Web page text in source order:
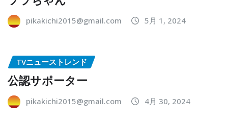
pikakichi2015@gmail.com 5月 1, 2024
TVニューストレンド
公認サポーター
pikakichi2015@gmail.com 4月 30, 2024